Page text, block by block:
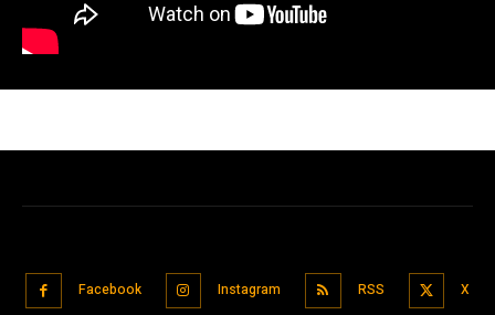
Facebook Instagram RSS X